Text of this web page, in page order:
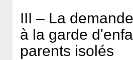
III – La
à la garde
parents isolés